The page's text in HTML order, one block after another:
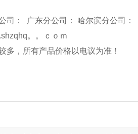
司： 广东分公司： 哈尔滨分公司：
。。ｃｏｍ
多，所有产品价格以电议为准！